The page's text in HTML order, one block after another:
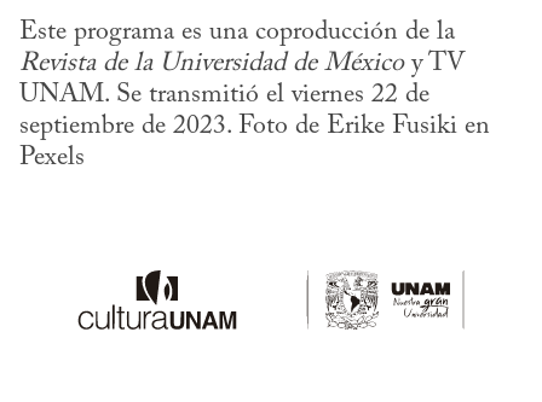
Revista de la Universidad de México y TV
UNAM. Se transmitió el viernes 22 de
septiembre de 2023. Foto de Erike Fusiki en
Pexels